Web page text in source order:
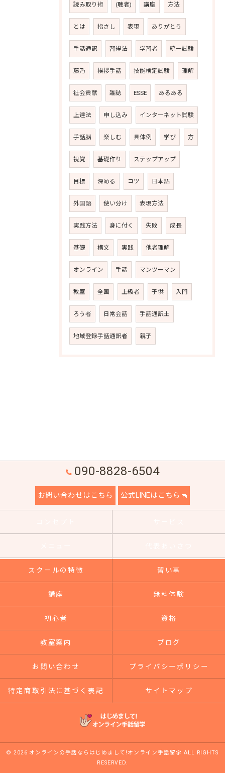
読み取り術 (聴者) 講座 方法
とは 指さし 表現 ありがとう
手話通訳 習得法 学習者 統一試験
藤乃 挨拶手話 技能検定試験 理解
社会貢献 雑誌 ESSE あるある
上達法 申し込み インターネット試験
手話脳 楽しむ 具体例 学び 方
視覚 基礎作り ステップアップ
目標 深める コツ 日本語
外国語 使い分け 表現方法
実践方法 身に付く 失敗 成長
基礎 構文 実践 他者理解
オンライン 手話 マンツーマン
教室 全国 上級者 子供 入門
ろう者 日常会話 手話通訳士
地域登録手話通訳者 親子
090-8828-6504
お問い合わせはこちら 公式LINEはこちら
スクールの特徴 習い事
講座 無料体験
初心者 資格
教室案内 ブログ
お問い合わせ プライバシーポリシー
特定商取引法に基づく表記 サイトマップ
© 2026 オンラインの手話ならはじめまして!オンライン手話留学 ALL RIGHTS
RESERVED.